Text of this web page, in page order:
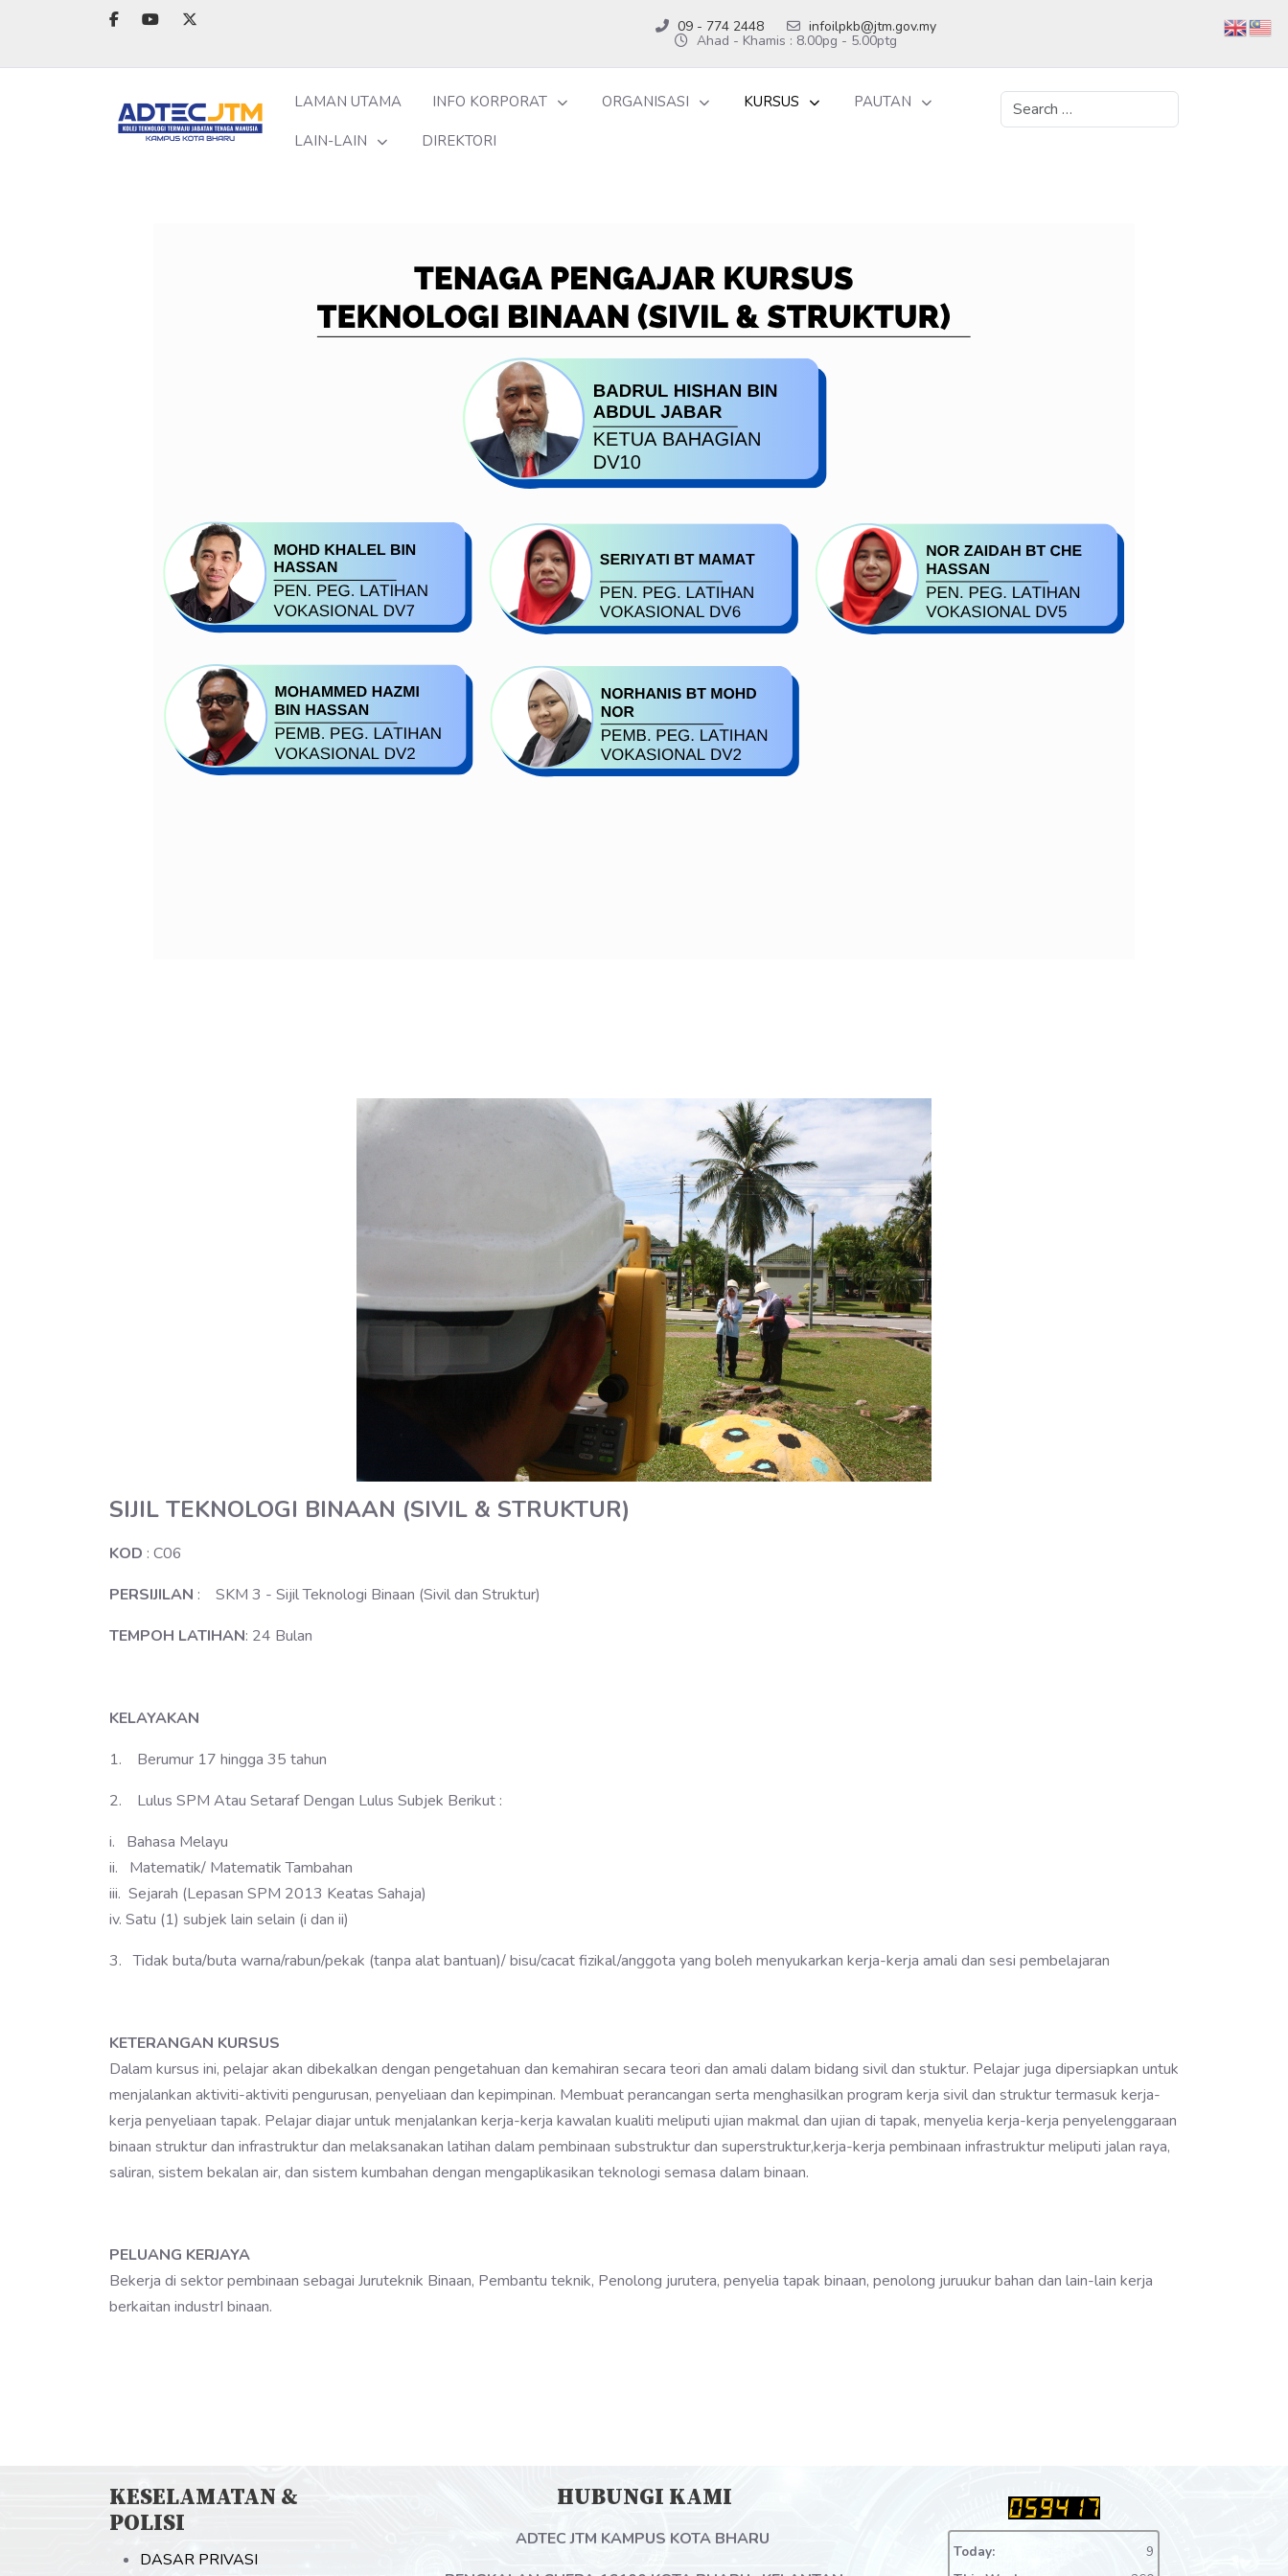
09 - 774 2448 infoilpkb@jtm.gov.my
Ahad - Khamis : 8.00pg - 5.00ptg
LAMAN UTAMA INFO KORPORAT ORGANISASI KURSUS PAUTAN
LAIN-LAIN DIREKTORI
Search
SIJIL TEKNOLOGI BINAAN (SIVIL & STRUKTUR)
KOD : C06
PERSIJILAN : SKM 3 - Sijil Teknologi Binaan (Sivil dan Struktur)
TEMPOH LATIHAN: 24 Bulan
KELAYAKAN
1. Berumur 17 hingga 35 tahun
2. Lulus SPM Atau Setaraf Dengan Lulus Subjek Berikut :
i. Bahasa Melayu
ii. Matematik/ Matematik Tambahan
iii. Sejarah (Lepasan SPM 2013 Keatas Sahaja)
iv. Satu (1) subjek lain selain (i dan ii)
3. Tidak buta/buta warna/rabun/pekak (tanpa alat bantuan)/ bisu/cacat fizikal/anggota yang boleh menyukarkan kerja-kerja amali dan sesi pembelajaran
KETERANGAN KURSUS
Dalam kursus ini, pelajar akan dibekalkan dengan pengetahuan dan kemahiran secara teori dan amali dalam bidang sivil dan stuktur. Pelajar juga dipersiapkan untuk
menjalankan aktiviti-aktiviti pengurusan, penyeliaan dan kepimpinan. Membuat perancangan serta menghasilkan program kerja sivil dan struktur termasuk kerja-
kerja penyeliaan tapak. Pelajar diajar untuk menjalankan kerja-kerja kawalan kualiti meliputi ujian makmal dan ujian di tapak, menyelia kerja-kerja penyelenggaraan
binaan struktur dan infrastruktur dan melaksanakan latihan dalam pembinaan substruktur dan superstruktur,kerja-kerja pembinaan infrastruktur meliputi jalan raya,
saliran, sistem bekalan air, dan sistem kumbahan dengan mengaplikasikan teknologi semasa dalam binaan.
PELUANG KERJAYA
Bekerja di sektor pembinaan sebagai Juruteknik Binaan, Pembantu teknik, Penolong jurutera, penyelia tapak binaan, penolong juruukur bahan dan lain-lain kerja
berkaitan industrI binaan.
KESELAMATAN &
POLISI
DASAR PRIVASI
HUBUNGI KAMI
ADTEC JTM KAMPUS KOTA BHARU
Today:
9